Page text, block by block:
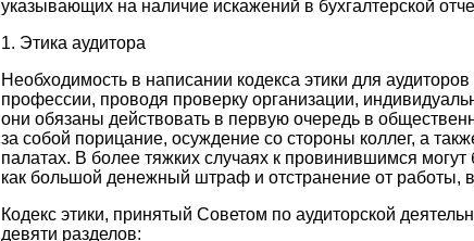
указывающих на наличие искажений в бухгалтерской
1. Этика аудитора
Необходимость в написании кодекса этики для
профессии, проводя проверку организации,
они обязаны действовать в первую очередь в
за собой порицание, осуждение со стороны коллег, а
палатах. В более тяжких случаях к провинившимся
как большой денежный штраф и отстранение от работы,
Кодекс этики, принятый Советом по аудиторской
девяти разделов: